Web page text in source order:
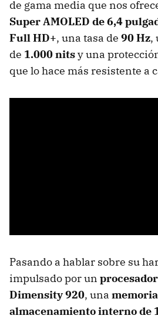
de gama media que nos
Super AMOLED de 6,4
Full HD+, una tasa de 90 Hz,
de 1.000 nitsy una
que lo hace más resistente a
Pasando a hablar sobre su
impulsado por un
Dimensity 920, una memoria
almacenamiento interno de